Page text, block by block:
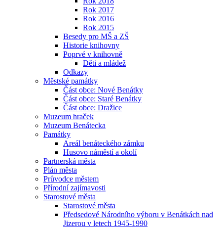
Rok 2017
Rok 2016
Rok 2015
Besedy pro MŠ a ZŠ
Historie knihovny
Poprvé v knihovně
Děti a mládež
Odkazy
Městské památky
Část obce: Nové Benátky
Část obce: Staré Benátky
Část obce: Dražice
Muzeum hraček
Muzeum Benátecka
Památky
Areál benáteckého zámku
Husovo náměstí a okolí
Partnerská města
Plán města
Průvodce městem
Přírodní zajímavosti
Starostové města
Starostové města
Předsedové Národního výboru v Benátkách nad
Jizerou v letech 1945-1990